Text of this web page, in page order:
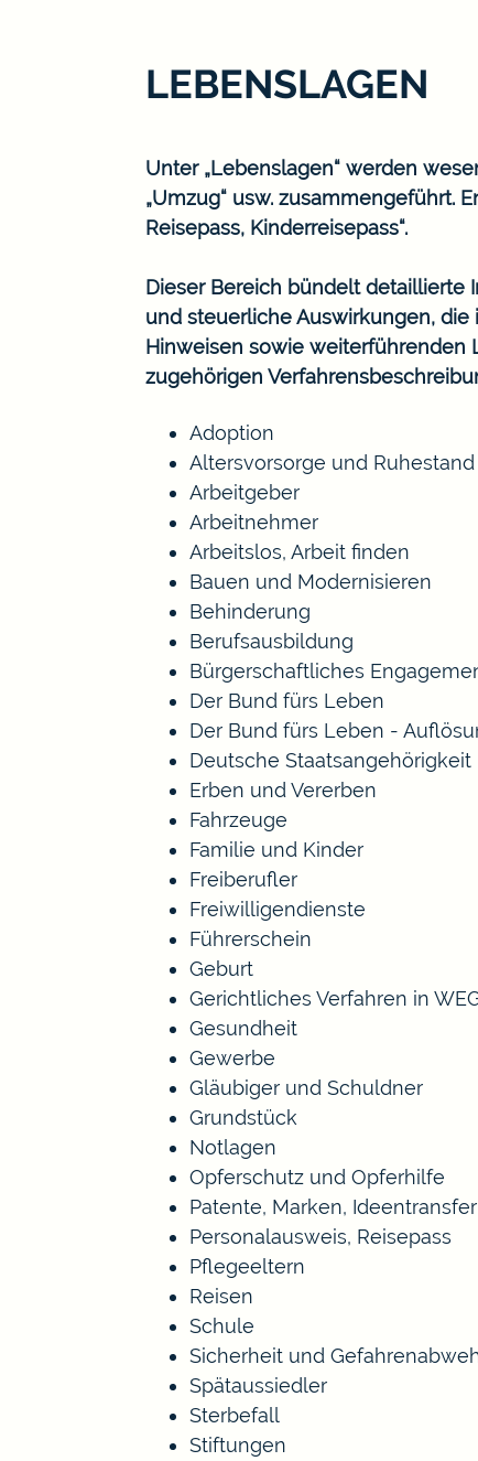
LEBENSLAGEN
Unter „Lebenslagen“ werden
„Umzug“ usw. zusammengeführt.
Reisepass, Kinderreisepass“.
Dieser Bereich bündelt detaillierte
und steuerliche Auswirkungen,
Hinweisen sowie weiterführenden
zugehörigen
Adoption
Altersvorsorge und Ruhestand
Arbeitgeber
Arbeitnehmer
Arbeitslos, Arbeit finden
Bauen und Modernisieren
Behinderung
Berufsausbildung
Bürgerschaftliches
Der Bund fürs Leben
Der Bund fürs Leben -
Deutsche Staatsangehörigkeit
Erben und Vererben
Fahrzeuge
Familie und Kinder
Freiberufler
Freiwilligendienste
Führerschein
Geburt
Gerichtliches Verfahren in
Gesundheit
Gewerbe
Gläubiger und Schuldner
Grundstück
Notlagen
Opferschutz und Opferhilfe
Patente, Marken, Ideentransfer
Personalausweis, Reisepass
Pflegeeltern
Reisen
Schule
Sicherheit und
Spätaussiedler
Sterbefall
Stiftungen